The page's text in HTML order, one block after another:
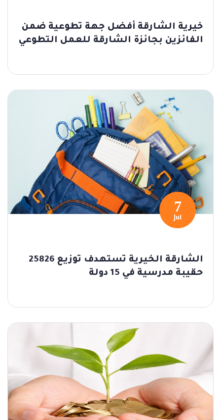
خيرية الشارقة أفضل جهة تطوعية ضمن
الفائزين بجائزة الشارقة للعمل التطوعي
7
Jul
الشارقة الخيرية تستهدف توزيع 25826
حقيبة مدرسية في 15 دولة